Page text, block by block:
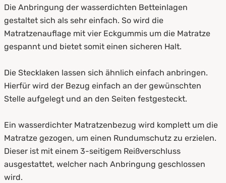
Die Anbringung der wasserdichten Betteinlagen
gestaltet sich als sehr einfach. So wird die
Matratzenauflage mit vier Eckgummis um die Matratze
gespannt und bietet somit einen sicheren Halt.
Die Stecklaken lassen sich ähnlich einfach anbringen.
Hierfür wird der Bezug einfach an der gewünschten
Stelle aufgelegt und an den Seiten festgesteckt.
Ein wasserdichter Matratzenbezug wird komplett um die
Matratze gezogen, um einen Rundumschutz zu erzielen.
Dieser ist mit einem 3-seitigem Reißverschluss
ausgestattet, welcher nach Anbringung geschlossen
wird.